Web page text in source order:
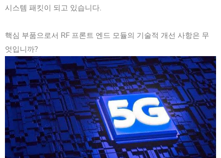
시스템 패킷이 되고 있습니다.
핵심 부품으로서 RF 프론트 엔드 모듈의 기술적 개선 사항은 무
엇입니까?